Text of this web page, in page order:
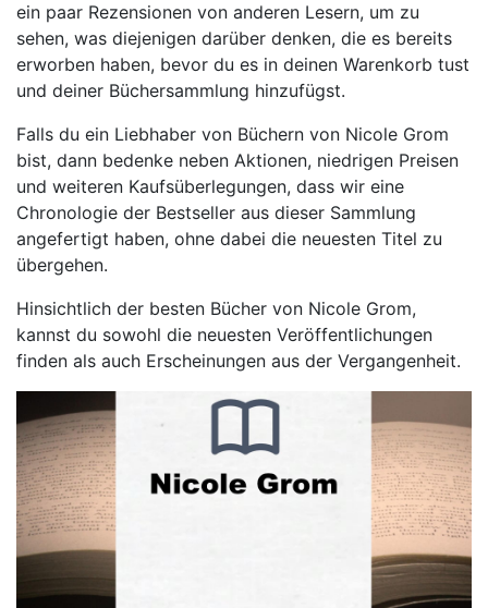
ein paar Rezensionen von anderen Lesern, um zu
sehen, was diejenigen darüber denken, die es bereits
erworben haben, bevor du es in deinen Warenkorb tust
und deiner Büchersammlung hinzufügst.
Falls du ein Liebhaber von Büchern von Nicole Grom
bist, dann bedenke neben Aktionen, niedrigen Preisen
und weiteren Kaufsüberlegungen, dass wir eine
Chronologie der Bestseller aus dieser Sammlung
angefertigt haben, ohne dabei die neuesten Titel zu
übergehen.
Hinsichtlich der besten Bücher von Nicole Grom,
kannst du sowohl die neuesten Veröffentlichungen
finden als auch Erscheinungen aus der Vergangenheit.